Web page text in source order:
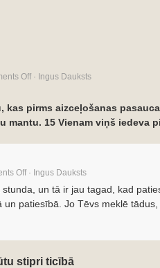
Off · Ingus Dauksts
kas pirms aizceļošanas
mantu. 15 Vienam viņš iedeva
Off · Ingus Dauksts
un tā ir jau tagad, kad
un patiesībā. Jo Tēvs meklē tādus,
stipri ticībā